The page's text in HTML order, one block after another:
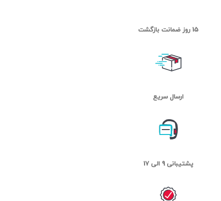
15 روز ضمانت بازگشت
ارسال سریع
پشتیبانی 9 الی 17